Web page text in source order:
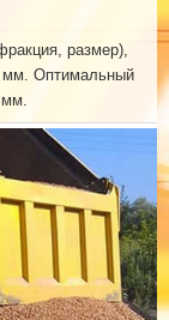
размер),
мм. Оптимальный